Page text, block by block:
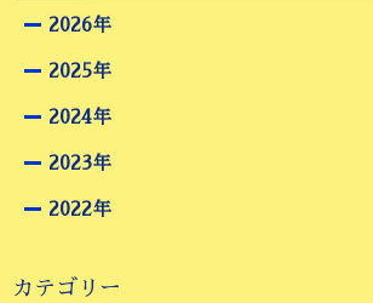
2026年
2025年
2024年
2023年
2022年
カテゴリー